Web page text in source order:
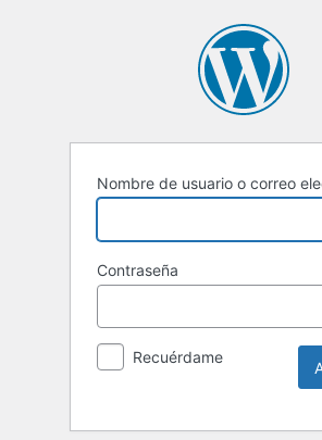
Nombre de usuario o correo
Contraseña
Recuérdame